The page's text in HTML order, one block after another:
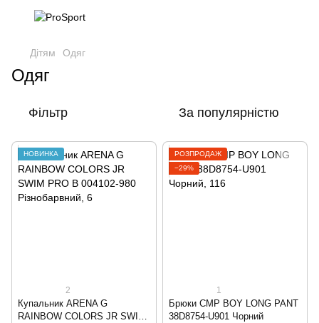
Дітям Одяг
Одяг
Фільтр За популярністю
НОВИНКА
2
Купальник ARENA G
RAINBOW COLORS JR SWIM
РОЗПРОДАЖ
−29%
1
Брюки CMP BOY LONG PANT
38D8754-U901 Чорний